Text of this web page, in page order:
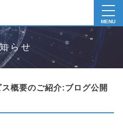
MENU
らせ
概要のご紹介:ブログ公開